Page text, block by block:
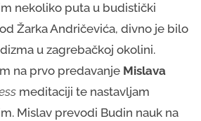
nekoliko puta u budistički
Žarka Andričevića, divno je bilo
u zagrebačkoj okolini.
na prvo predavanje Mislava
meditaciji te nastavljam
Mislav prevodi Budin nauk na